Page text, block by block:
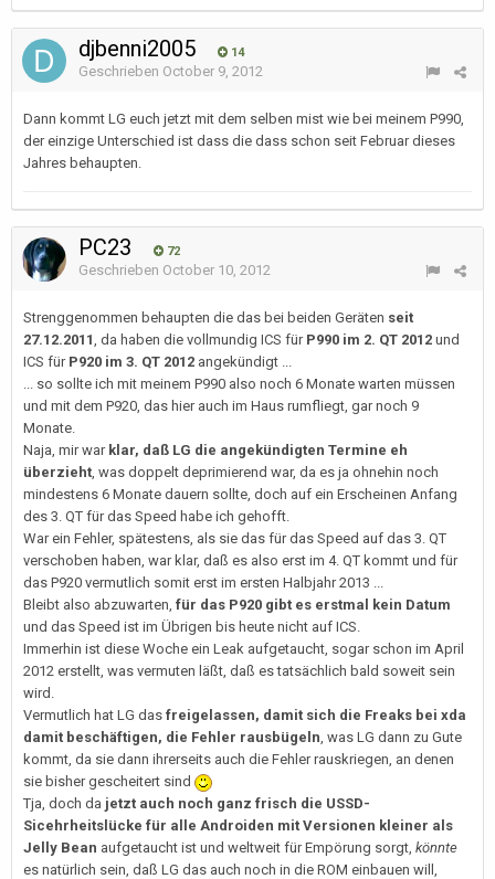
djbenni2005 14
Geschrieben October 9, 2012
Dann kommt LG euch jetzt mit dem selben mist wie bei meinem P990,
der einzige Unterschied ist dass die dass schon seit Februar dieses
Jahres behaupten.
PC23 72
Geschrieben October 10, 2012
Strenggenommen behaupten die das bei beiden Geräten seit
27.12.2011, da haben die vollmundig ICS für P990 im 2. QT 2012 und
ICS für P920 im 3. QT 2012 angekündigt ...
... so sollte ich mit meinem P990 also noch 6 Monate warten müssen
und mit dem P920, das hier auch im Haus rumfliegt, gar noch 9
Monate.
Naja, mir war klar, daß LG die angekündigten Termine eh
überzieht, was doppelt deprimierend war, da es ja ohnehin noch
mindestens 6 Monate dauern sollte, doch auf ein Erscheinen Anfang
des 3. QT für das Speed habe ich gehofft.
War ein Fehler, spätestens, als sie das für das Speed auf das 3. QT
verschoben haben, war klar, daß es also erst im 4. QT kommt und für
das P920 vermutlich somit erst im ersten Halbjahr 2013 ...
Bleibt also abzuwarten, für das P920 gibt es erstmal kein Datum
und das Speed ist im Übrigen bis heute nicht auf ICS.
Immerhin ist diese Woche ein Leak aufgetaucht, sogar schon im April
2012 erstellt, was vermuten läßt, daß es tatsächlich bald soweit sein
wird.
Vermutlich hat LG das freigelassen, damit sich die Freaks bei xda
damit beschäftigen, die Fehler rausbügeln, was LG dann zu Gute
kommt, da sie dann ihrerseits auch die Fehler rauskriegen, an denen
sie bisher gescheitert sind
Tja, doch da jetzt auch noch ganz frisch die USSD-
Sicehrheitslücke für alle Androiden mit Versionen kleiner als
Jelly Bean aufgetaucht ist und weltweit für Empörung sorgt, könnte
es natürlich sein, daß LG das auch noch in die ROM einbauen will,